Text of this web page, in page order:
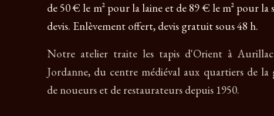
de 50 € le m² pour la laine et de 89 € le m² pour
devis. Enlèvement offert, devis gratuit sous 48 h.
Notre atelier traite les tapis d'Orient à
Jordanne, du centre médiéval aux quartiers de la
de noueurs et de restaurateurs depuis 1950.